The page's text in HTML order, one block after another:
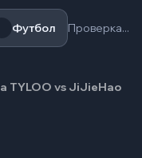
Футбол Проверка...
TYLOO vs JiJieHao